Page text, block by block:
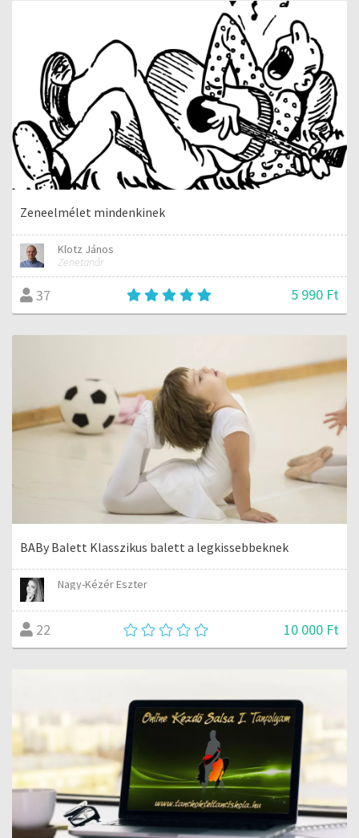
Zeneelmélet mindenkinek
Klotz János
Zenetanár
37 5 990 Ft
BABy Balett Klasszikus balett a legkissebbeknek
Nagy-Kézér Eszter
22 10 000 Ft